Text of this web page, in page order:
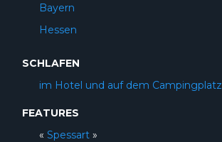
Bayern
Hessen
SCHLAFEN
im Hotel und auf dem Campingplatz
FEATURES
« Spessart »